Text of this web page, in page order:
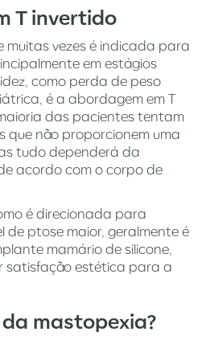
T invertido
vezes é indicada para
em estágios
como perda de peso
é a abordagem em T
das pacientes tentam
que não proporcionem uma
tudo dependerá da
acordo com o corpo de
é direcionada para
de ptose maior, geralmente é
mamário de silicone,
satisfação estética para a
mastopexia?